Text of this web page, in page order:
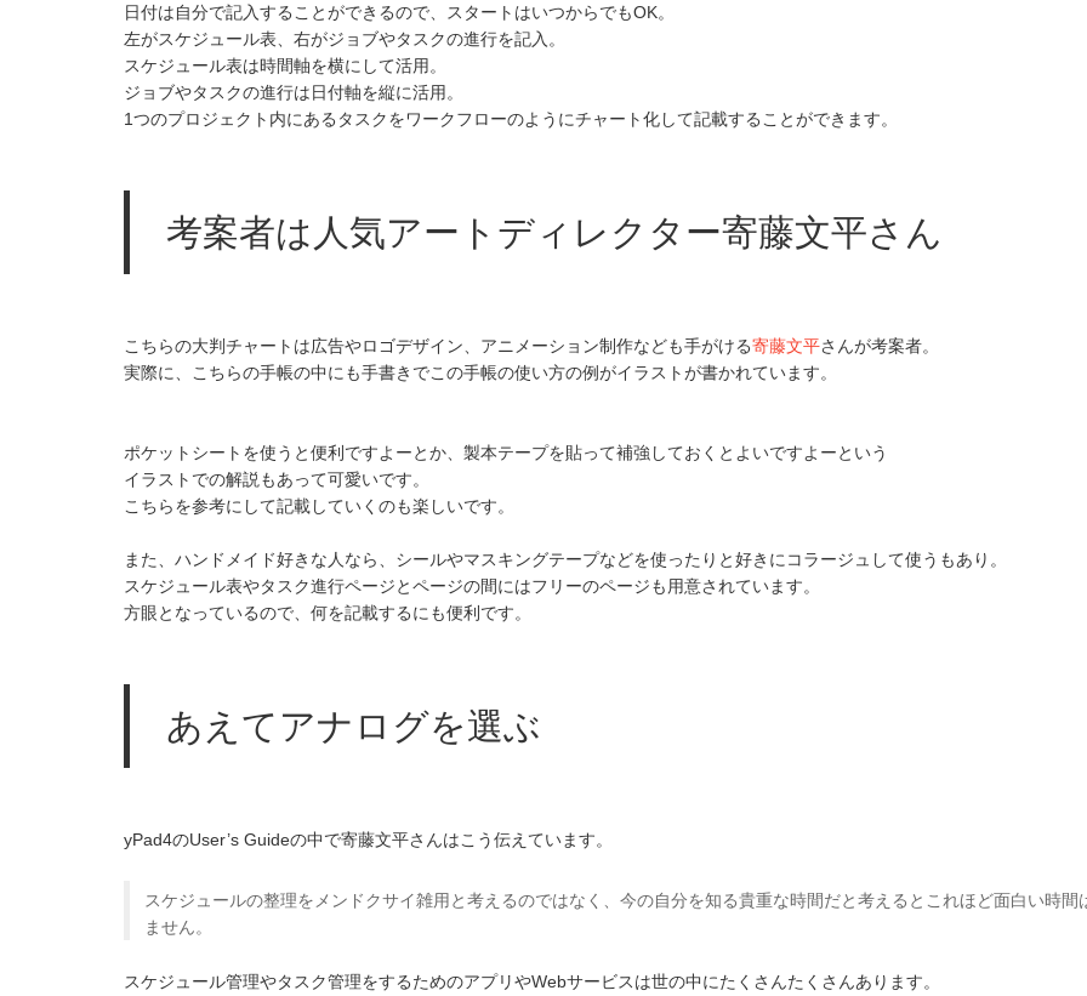
日付は自分で記入することができるので、スタートはいつからでもOK。
左がスケジュール表、右がジョブやタスクの進行を記入。
スケジュール表は時間軸を横にして活用。
ジョブやタスクの進行は日付軸を縦に活用。
1つのプロジェクト内にあるタスクをワークフローのようにチャート化して記載することができます。
考案者は人気アートディレクター寄藤文平さん
こちらの大判チャートは広告やロゴデザイン、アニメーション制作なども手がける寄藤文平さんが考案者。
実際に、こちらの手帳の中にも手書きでこの手帳の使い方の例がイラストが書かれています。
ポケットシートを使うと便利ですよーとか、製本テープを貼って補強しておくとよいですよーという
イラストでの解説もあって可愛いです。
こちらを参考にして記載していくのも楽しいです。
また、ハンドメイド好きな人なら、シールやマスキングテープなどを使ったりと好きにコラージュして使うもあり。
スケジュール表やタスク進行ページとページの間にはフリーのページも用意されています。
方眼となっているので、何を記載するにも便利です。
あえてアナログを選ぶ
yPad4のUser’s Guideの中で寄藤文平さんはこう伝えています。
スケジュールの整理をメンドクサイ雑用と考えるのではなく、今の自分を知る貴重な時間だと考えるとこれほど面白い時間
ません。
スケジュール管理やタスク管理をするためのアプリやWebサービスは世の中にたくさんたくさんあります。